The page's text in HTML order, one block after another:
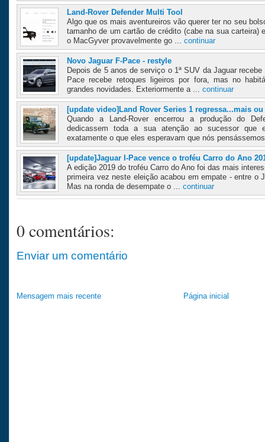
Land-Rover Defender Multi Tool
Algo que os mais aventureiros vão querer ter no seu
tamanho de um cartão de crédito (cabe na sua carteira)
o MacGyver provavelmente go ... continuar
Novo Jaguar F-Pace - restyle
Depois de 5 anos de serviço o 1ª SUV da Jaguar
Pace recebe retoques ligeiros por fora, mas no
grandes novidades. Exteriormente a ... continuar
[update video]Land Rover Series 1 regressa...mais
Quando a Land-Rover encerrou a produção do
dedicassem toda a sua atenção ao sucessor que
exatamente o que eles esperavam que nós
[update]Jaguar I-Pace vence o troféu Carro do Ano
A edição 2019 do troféu Carro do Ano foi das mais
primeira vez neste eleição acabou em empate - entre o
Mas na ronda de desempate o ... continuar
0 comentários:
Enviar um comentário
Mensagem mais recente Página inicial